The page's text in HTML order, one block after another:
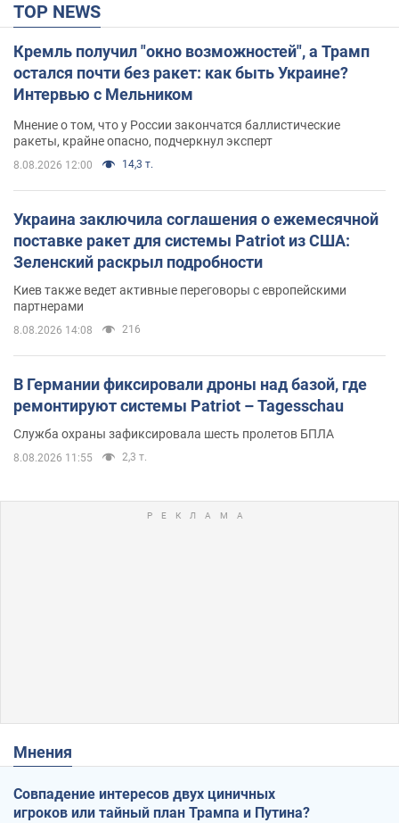
TOP NEWS
Кремль получил "окно возможностей", а Трамп
остался почти без ракет: как быть Украине?
Интервью с Мельником
Мнение о том, что у России закончатся баллистические
ракеты, крайне опасно, подчеркнул эксперт
8.08.2026 12:00 14,3 т.
Украина заключила соглашения о ежемесячной
поставке ракет для системы Patriot из США:
Зеленский раскрыл подробности
Киев также ведет активные переговоры с европейскими
партнерами
8.08.2026 14:08 216
В Германии фиксировали дроны над базой, где
ремонтируют системы Patriot – Tagesschau
Служба охраны зафиксировала шесть пролетов БПЛА
8.08.2026 11:55 2,3 т.
Мнения
Совпадение интересов двух циничных
игроков или тайный план Трампа и Путина?